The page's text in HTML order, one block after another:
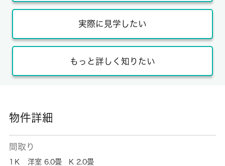
実際に見学したい
もっと詳しく知りたい
物件詳細
間取り
1Ｋ 洋室 6.0畳 K 2.0畳